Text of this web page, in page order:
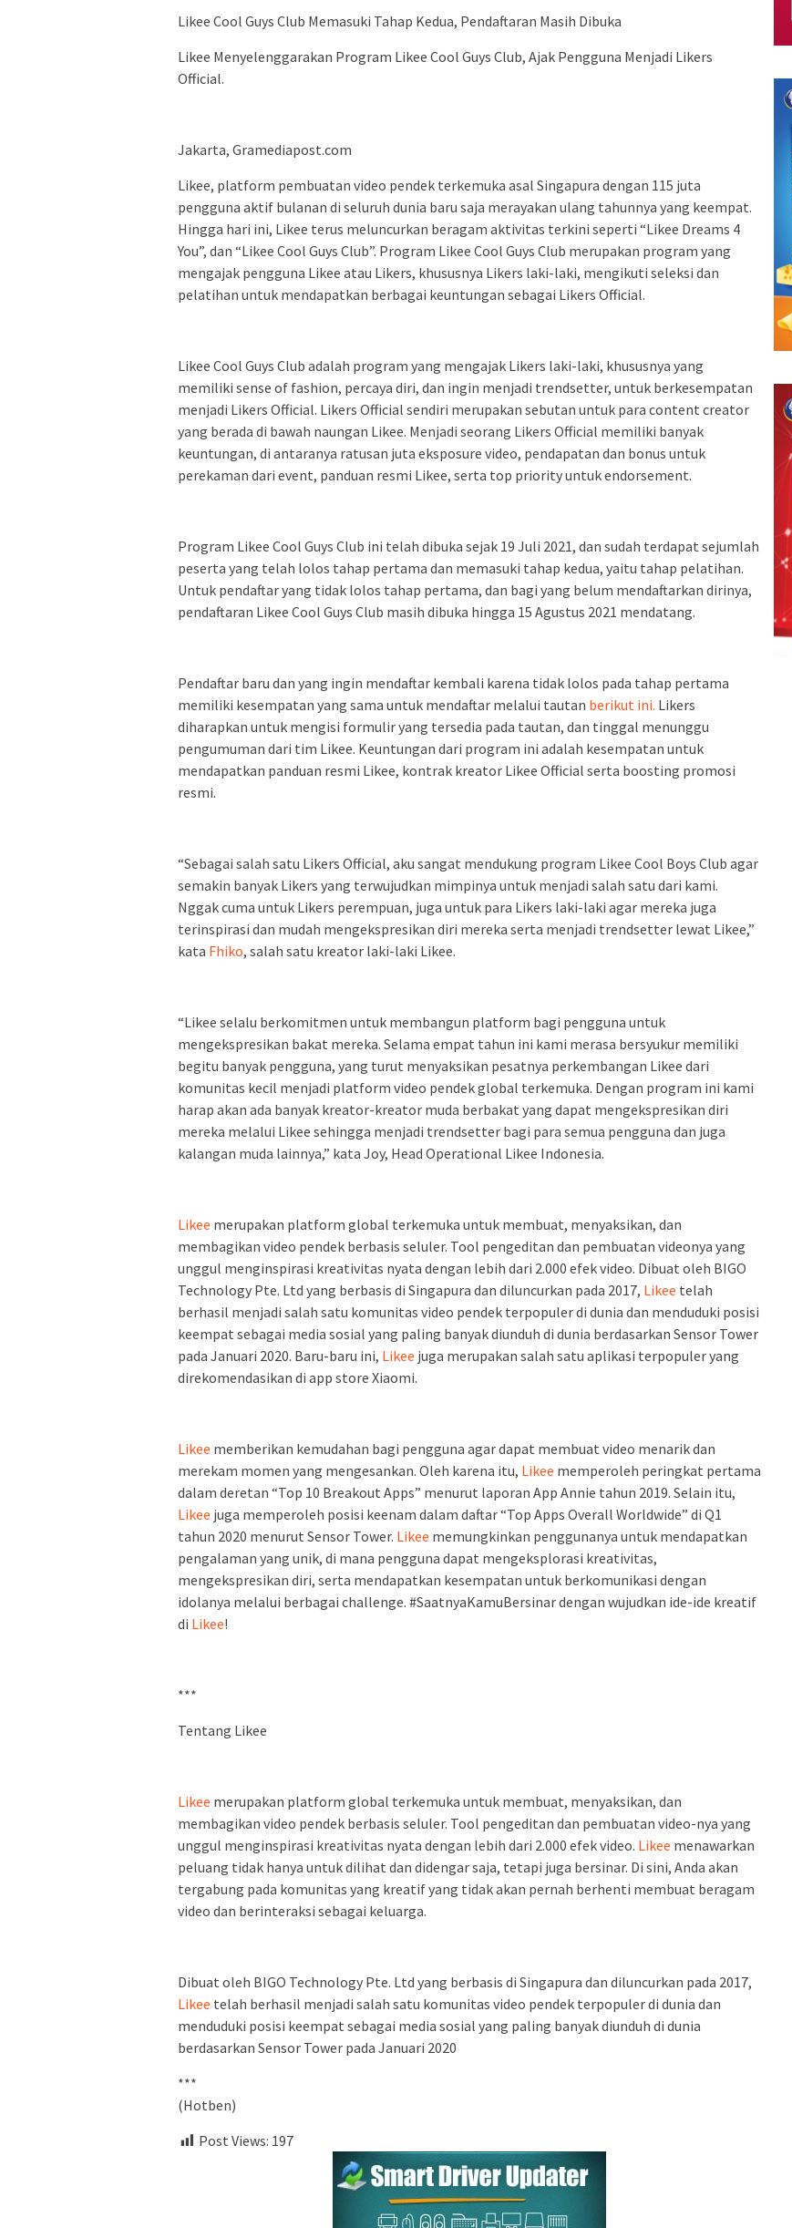
Likee Cool Guys Club Memasuki Tahap Kedua, Pendaftaran Masih Dibuka
Likee Menyelenggarakan Program Likee Cool Guys Club, Ajak Pengguna Menjadi Likers
Official.
Jakarta, Gramediapost.com
Likee, platform pembuatan video pendek terkemuka asal Singapura dengan 115 juta
pengguna aktif bulanan di seluruh dunia baru saja merayakan ulang tahunnya yang keempat.
Hingga hari ini, Likee terus meluncurkan beragam aktivitas terkini seperti “Likee Dreams 4
You”, dan “Likee Cool Guys Club”. Program Likee Cool Guys Club merupakan program yang
mengajak pengguna Likee atau Likers, khususnya Likers laki-laki, mengikuti seleksi dan
pelatihan untuk mendapatkan berbagai keuntungan sebagai Likers Official.
Likee Cool Guys Club adalah program yang mengajak Likers laki-laki, khususnya yang
memiliki sense of fashion, percaya diri, dan ingin menjadi trendsetter, untuk berkesempatan
menjadi Likers Official. Likers Official sendiri merupakan sebutan untuk para content creator
yang berada di bawah naungan Likee. Menjadi seorang Likers Official memiliki banyak
keuntungan, di antaranya ratusan juta eksposure video, pendapatan dan bonus untuk
perekaman dari event, panduan resmi Likee, serta top priority untuk endorsement.
Program Likee Cool Guys Club ini telah dibuka sejak 19 Juli 2021, dan sudah terdapat sejumlah
peserta yang telah lolos tahap pertama dan memasuki tahap kedua, yaitu tahap pelatihan.
Untuk pendaftar yang tidak lolos tahap pertama, dan bagi yang belum mendaftarkan dirinya,
pendaftaran Likee Cool Guys Club masih dibuka hingga 15 Agustus 2021 mendatang.
Pendaftar baru dan yang ingin mendaftar kembali karena tidak lolos pada tahap pertama
memiliki kesempatan yang sama untuk mendaftar melalui tautan berikut ini. Likers
diharapkan untuk mengisi formulir yang tersedia pada tautan, dan tinggal menunggu
pengumuman dari tim Likee. Keuntungan dari program ini adalah kesempatan untuk
mendapatkan panduan resmi Likee, kontrak kreator Likee Official serta boosting promosi
resmi.
“Sebagai salah satu Likers Official, aku sangat mendukung program Likee Cool Boys Club agar
semakin banyak Likers yang terwujudkan mimpinya untuk menjadi salah satu dari kami.
Nggak cuma untuk Likers perempuan, juga untuk para Likers laki-laki agar mereka juga
terinspirasi dan mudah mengekspresikan diri mereka serta menjadi trendsetter lewat Likee,”
kata Fhiko, salah satu kreator laki-laki Likee.
“Likee selalu berkomitmen untuk membangun platform bagi pengguna untuk
mengekspresikan bakat mereka. Selama empat tahun ini kami merasa bersyukur memiliki
begitu banyak pengguna, yang turut menyaksikan pesatnya perkembangan Likee dari
komunitas kecil menjadi platform video pendek global terkemuka. Dengan program ini kami
harap akan ada banyak kreator-kreator muda berbakat yang dapat mengekspresikan diri
mereka melalui Likee sehingga menjadi trendsetter bagi para semua pengguna dan juga
kalangan muda lainnya,” kata Joy, Head Operational Likee Indonesia.
Likee merupakan platform global terkemuka untuk membuat, menyaksikan, dan
membagikan video pendek berbasis seluler. Tool pengeditan dan pembuatan videonya yang
unggul menginspirasi kreativitas nyata dengan lebih dari 2.000 efek video. Dibuat oleh BIGO
Technology Pte. Ltd yang berbasis di Singapura dan diluncurkan pada 2017, Likee telah
berhasil menjadi salah satu komunitas video pendek terpopuler di dunia dan menduduki posisi
keempat sebagai media sosial yang paling banyak diunduh di dunia berdasarkan Sensor Tower
pada Januari 2020. Baru-baru ini, Likee juga merupakan salah satu aplikasi terpopuler yang
direkomendasikan di app store Xiaomi.
Likee memberikan kemudahan bagi pengguna agar dapat membuat video menarik dan
merekam momen yang mengesankan. Oleh karena itu, Likee memperoleh peringkat pertama
dalam deretan “Top 10 Breakout Apps” menurut laporan App Annie tahun 2019. Selain itu,
Likee juga memperoleh posisi keenam dalam daftar “Top Apps Overall Worldwide” di Q1
tahun 2020 menurut Sensor Tower. Likee memungkinkan penggunanya untuk mendapatkan
pengalaman yang unik, di mana pengguna dapat mengeksplorasi kreativitas,
mengekspresikan diri, serta mendapatkan kesempatan untuk berkomunikasi dengan
idolanya melalui berbagai challenge. #SaatnyaKamuBersinar dengan wujudkan ide-ide kreatif
di Likee!
***
Tentang Likee
Likee merupakan platform global terkemuka untuk membuat, menyaksikan, dan
membagikan video pendek berbasis seluler. Tool pengeditan dan pembuatan video-nya yang
unggul menginspirasi kreativitas nyata dengan lebih dari 2.000 efek video. Likee menawarkan
peluang tidak hanya untuk dilihat dan didengar saja, tetapi juga bersinar. Di sini, Anda akan
tergabung pada komunitas yang kreatif yang tidak akan pernah berhenti membuat beragam
video dan berinteraksi sebagai keluarga.
Dibuat oleh BIGO Technology Pte. Ltd yang berbasis di Singapura dan diluncurkan pada 2017,
Likee telah berhasil menjadi salah satu komunitas video pendek terpopuler di dunia dan
menduduki posisi keempat sebagai media sosial yang paling banyak diunduh di dunia
berdasarkan Sensor Tower pada Januari 2020
***
(Hotben)
Post Views: 197